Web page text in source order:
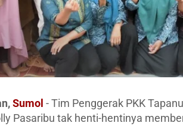
Sumol - Tim Penggerak PKK
Pasaribu tak henti-hentinya